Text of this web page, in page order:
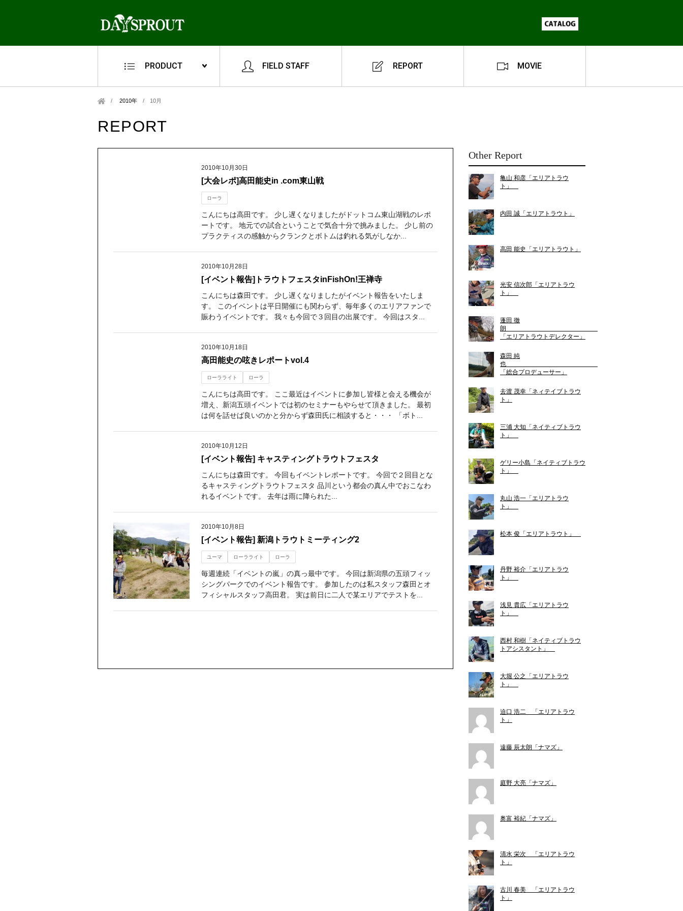
PRODUCT FIELD STAFF REPORT MOVIE
2010年 / 10月
REPORT
2010年10月30日
[大会レポ]高田能史in .com東山戦
ローラ
こんにちは高田です。 少し遅くなりましたがドットコム東山湖戦のレポ
ートです。 地元での試合ということで気合十分で挑みました。 少し前の
プラクティスの感触からクランクとボトムは釣れる気がしなか...
2010年10月28日
[イベント報告]トラウトフェスタinFishOn!王禅寺
こんにちは森田です。 少し遅くなりましたがイベント報告をいたしま
す。 このイベントは平日開催にも関わらず、毎年多くのエリアファンで
賑わうイベントです。 我々も今回で３回目の出展です。 今回はスタ...
2010年10月18日
高田能史の呟きレポートvol.4
ローラライト ローラ
こんにちは高田です。 ここ最近はイベントに参加し皆様と会える機会が
増え、新潟五頭イベントでは初のセミナーもやらせて頂きました。 最初
は何を話せば良いのかと分からず森田氏に相談すると・・・ 「ボト...
2010年10月12日
[イベント報告] キャスティングトラウトフェスタ
こんにちは森田です。 今回もイベントレポートです。 今回で２回目とな
るキャスティングトラウトフェスタ 品川という都会の真ん中でおこなわ
れるイベントです。 去年は雨に降られた...
2010年10月8日
[イベント報告] 新潟トラウトミーティング2
ユーマ ローラライト ローラ
毎週連続「イベントの嵐」の真っ最中です。 今回は新潟県の五頭フィッ
シングパークでのイベント報告です。 参加したのは私スタッフ森田とオ
フィシャルスタッフ高田君。 実は前日に二人で某エリアでテストを...
Other Report
亀山 和彦「エリアトラウ
ト」
内田 誠「エリアトラウト」
高田 能史「エリアトラウト」
光安 信次郎「エリアトラウ
ト」
蓬田 徹
朗
「エリアトラウトデレクター」
森田 純
也
「総合プロデューサー」
去渡 茂幸「ネィテイブトラウ
ト」
三浦 大知「ネイティブトラウ
ト」
ゲリー小島「ネイティブトラウ
ト」
丸山 浩一「エリアトラウ
ト」
松本 俊「エリアトラウト」
丹野 裕介「エリアトラウ
ト」
浅見 貴広「エリアトラウ
ト」
西村 和樹「ネイティブトラウ
トアシスタント」
大堀 公之「エリアトラウ
ト」
迫口 浩二 「エリアトラウ
ト」
遠藤 辰太朗「ナマズ」
庭野 大亮「ナマズ」
奥富 裕紀「ナマズ」
清水 栄次 「エリアトラウ
ト」
古川 春美 「エリアトラウ
ト」